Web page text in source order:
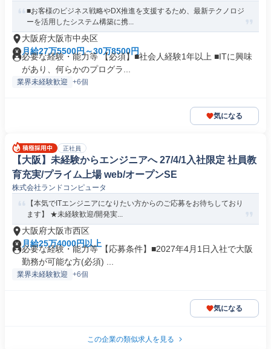
■お客様のビジネス戦略やDX推進を支援するため、最新テクノロジ
ーを活用したシステム構築に携...
大阪府大阪市中央区
月給27万5500円～30万8500円
必要な経験・能力等 【必須】■社会人経験1年以上 ■ITに興味
があり、何らかのプログラ...
業界未経験歓迎 +6個
気になる
正社員
【大阪】未経験からエンジニアへ 27/4/1入社限定 社員教
育充実/プライム上場 web/オープンSE
株式会社ランドコンピュータ
【本気でITエンジニアになりたい方からのご応募をお待ちしており
ます】 ★未経験歓迎/開発実...
大阪府大阪市西区
月給25万4000円以上
必要な経験・能力等 【応募条件】■2027年4月1日入社で大阪
勤務が可能な方(必須) ...
業界未経験歓迎 +6個
気になる
この企業の類似求人を見る